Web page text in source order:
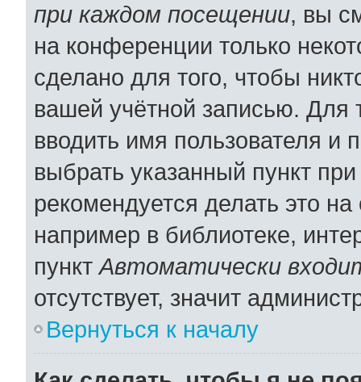
при каждом посещении, вы
на конференции только
сделано для того, чтобы
вашей учётной записью. Для
вводить имя пользователя
выбрать указанный пункт
рекомендуется делать это
например в библиотеке,
пунктАвтоматически
отсутствует, значит
Вернуться к началу